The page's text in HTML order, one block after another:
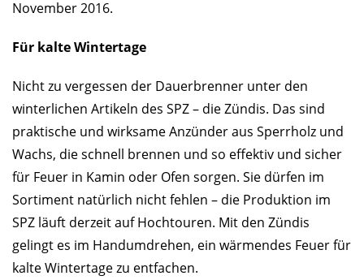
November 2016.
Für kalte Wintertage
Nicht zu vergessen der Dauerbrenner unter den
winterlichen Artikeln des SPZ – die Zündis. Das sind
praktische und wirksame Anzünder aus Sperrholz und
Wachs, die schnell brennen und so effektiv und sicher
für Feuer in Kamin oder Ofen sorgen. Sie dürfen im
Sortiment natürlich nicht fehlen – die Produktion im
SPZ läuft derzeit auf Hochtouren. Mit den Zündis
gelingt es im Handumdrehen, ein wärmendes Feuer für
kalte Wintertage zu entfachen.